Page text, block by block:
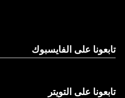
النهار
تابعونا على الفايسبوك
تابعونا على التويتر